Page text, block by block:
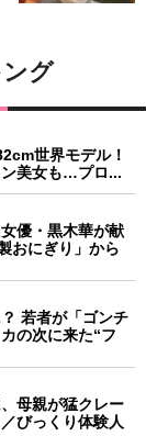
グ
世界モデル！
美女も…プロ...
優・黒木華が献
おにぎり」から
若者が「ゴンチ
の次に来た“フ
母親が猛クレー
びっくり体験人